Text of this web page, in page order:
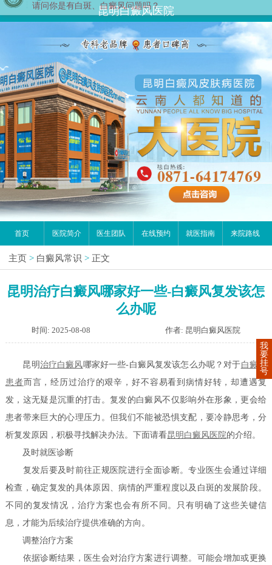
昆明白癜风医院
首页 医院简介 医生团队 在线预约 就医指南 来院路线
主页 > 白癜风常识 > 正文
昆明治疗白癜风哪家好一些-白癜风复发该怎
么办呢
时间: 2025-08-08 作者: 昆明白癜风医院
昆明治疗白癜风哪家好一些-白癜风复发该怎么办呢？对于白癜风
患者而言，经历过治疗的艰辛，好不容易看到病情好转，却遭遇复
发，这无疑是沉重的打击。复发的白癜风不仅影响外在形象，更会给
患者带来巨大的心理压力。但我们不能被恐惧支配，要冷静思考，分
析复发原因，积极寻找解决办法。下面请看昆明白癜风医院的介绍。
及时就医诊断
复发后要及时前往正规医院进行全面诊断。专业医生会通过详细
检查，确定复发的具体原因、病情的严重程度以及白斑的发展阶段。
不同的复发情况，治疗方案也会有所不同。只有明确了这些关键信
息，才能为后续治疗提供准确的方向。
调整治疗方案
依据诊断结果，医生会对治疗方案进行调整。可能会增加或更换
我
要
挂
号